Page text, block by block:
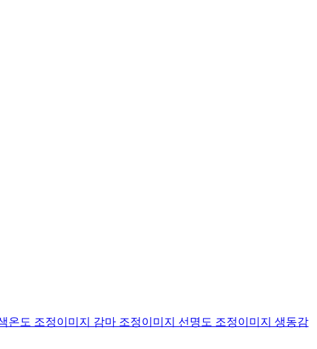
온도 조정이미지 감마 조정이미지 선명도 조정이미지 생동감